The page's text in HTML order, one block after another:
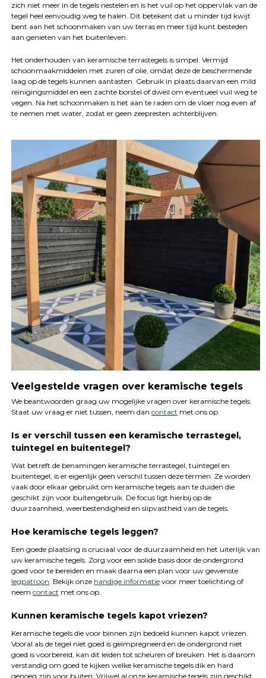
zich niet meer in de tegels nestelen en is het vuil op het oppervlak van de
tegel heel eenvoudig weg te halen. Dit betekent dat u minder tijd kwijt
bent aan het schoonmaken van uw terras en meer tijd kunt besteden
aan genieten van het buitenleven.
Het onderhouden van keramische terrastegels is simpel. Vermijd
schoonmaakmiddelen met zuren of olie, omdat deze de beschermende
laag op de tegels kunnen aantasten. Gebruik in plaats daarvan een mild
reinigingsmiddel en een zachte borstel of dweil om eventueel vuil weg te
vegen. Na het schoonmaken is het aan te raden om de vloer nog even af
te nemen met water, zodat er geen zeepresten achterblijven.
Veelgestelde vragen over keramische tegels
We beantwoorden graag uw mogelijke vragen over keramische tegels.
Staat uw vraag er niet tussen, neem dan contact met ons op.
Is er verschil tussen een keramische terrastegel,
tuintegel en buitentegel?
Wat betreft de benamingen keramische terrastegel, tuintegel en
buitentegel, is er eigenlijk geen verschil tussen deze termen. Ze worden
vaak door elkaar gebruikt om keramische tegels aan te duiden die
geschikt zijn voor buitengebruik. De focus ligt hierbij op de
duurzaamheid, weerbestendigheid en slipvastheid van de tegels.
Hoe keramische tegels leggen?
Een goede plaatsing is cruciaal voor de duurzaamheid en het uiterlijk van
uw keramische tegels. Zorg voor een solide basis door de ondergrond
goed voor te bereiden en maak daarna een plan voor uw gewenste
legpatroon. Bekijk onze handige informatievoor meer toelichting of
neem contact met ons op.
Kunnen keramische tegels kapot vriezen?
Keramische tegels die voor binnen zijn bedoeld kunnen kapot vriezen.
Vooral als de tegel niet goed is geïmpregneerd en de ondergrond niet
goed is voorbereid, kan dit leiden tot scheuren of breuken. Het is daarom
verstandig om goed te kijken welke keramische tegels dik en hard
genoeg zijn voor buiten. Vrijwel al onze keramische tegels zijn geschikt